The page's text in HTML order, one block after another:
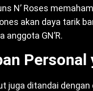
N’ Roses
akan daya tarik
anggota GN’R.
Personal
juga ditandai